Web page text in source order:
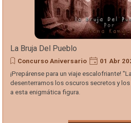
La Bruja Del Pueblo
Concurso Aniversario 01 Abr
¡Prepárense para un viaje escalofriante!
desenterramos los oscuros secretos y
a esta enigmática figura.